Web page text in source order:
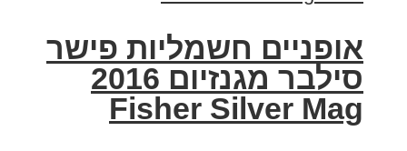
אופניים חשמליות פישר
סילבר מגנזיום 2016
Fisher Silver Mag